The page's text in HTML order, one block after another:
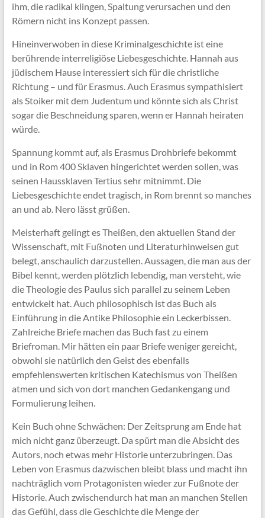
ihm, die radikal klingen, Spaltung verursachen und den
Römern nicht ins Konzept passen.
Hineinverwoben in diese Kriminalgeschichte ist eine
berührende interreligiöse Liebesgeschichte. Hannah aus
jüdischem Hause interessiert sich für die christliche
Richtung – und für Erasmus. Auch Erasmus sympathisiert
als Stoiker mit dem Judentum und könnte sich als Christ
sogar die Beschneidung sparen, wenn er Hannah heiraten
würde.
Spannung kommt auf, als Erasmus Drohbriefe bekommt
und in Rom 400 Sklaven hingerichtet werden sollen, was
seinen Haussklaven Tertius sehr mitnimmt. Die
Liebesgeschichte endet tragisch, in Rom brennt so manches
an und ab. Nero lässt grüßen.
Meisterhaft gelingt es Theißen, den aktuellen Stand der
Wissenschaft, mit Fußnoten und Literaturhinweisen gut
belegt, anschaulich darzustellen. Aussagen, die man aus der
Bibel kennt, werden plötzlich lebendig, man versteht, wie
die Theologie des Paulus sich parallel zu seinem Leben
entwickelt hat. Auch philosophisch ist das Buch als
Einführung in die Antike Philosophie ein Leckerbissen.
Zahlreiche Briefe machen das Buch fast zu einem
Briefroman. Mir hätten ein paar Briefe weniger gereicht,
obwohl sie natürlich den Geist des ebenfalls
empfehlenswerten kritischen Katechismus von Theißen
atmen und sich von dort manchen Gedankengang und
Formulierung leihen.
Kein Buch ohne Schwächen: Der Zeitsprung am Ende hat
mich nicht ganz überzeugt. Da spürt man die Absicht des
Autors, noch etwas mehr Historie unterzubringen. Das
Leben von Erasmus dazwischen bleibt blass und macht ihn
nachträglich vom Protagonisten wieder zur Fußnote der
Historie. Auch zwischendurch hat man an manchen Stellen
das Gefühl, dass die Geschichte die Menge der